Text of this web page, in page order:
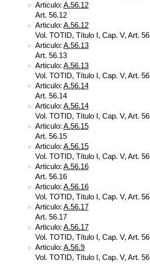
Articulo: A.56.12
Art. 56.12
Articulo: A.56.12
Vol. TOTID, Título I, Cap. V, Art.
Articulo: A.56.13
Art. 56.13
Articulo: A.56.13
Vol. TOTID, Título I, Cap. V, Art.
Articulo: A.56.14
Art. 56.14
Articulo: A.56.14
Vol. TOTID, Título I, Cap. V, Art.
Articulo: A.56.15
Art. 56.15
Articulo: A.56.15
Vol. TOTID, Título I, Cap. V, Art.
Articulo: A.56.16
Art. 56.16
Articulo: A.56.16
Vol. TOTID, Título I, Cap. V, Art.
Articulo: A.56.17
Art. 56.17
Articulo: A.56.17
Vol. TOTID, Título I, Cap. V, Art.
Articulo: A.56.9
Vol. TOTID, Título I, Cap. V, Art.